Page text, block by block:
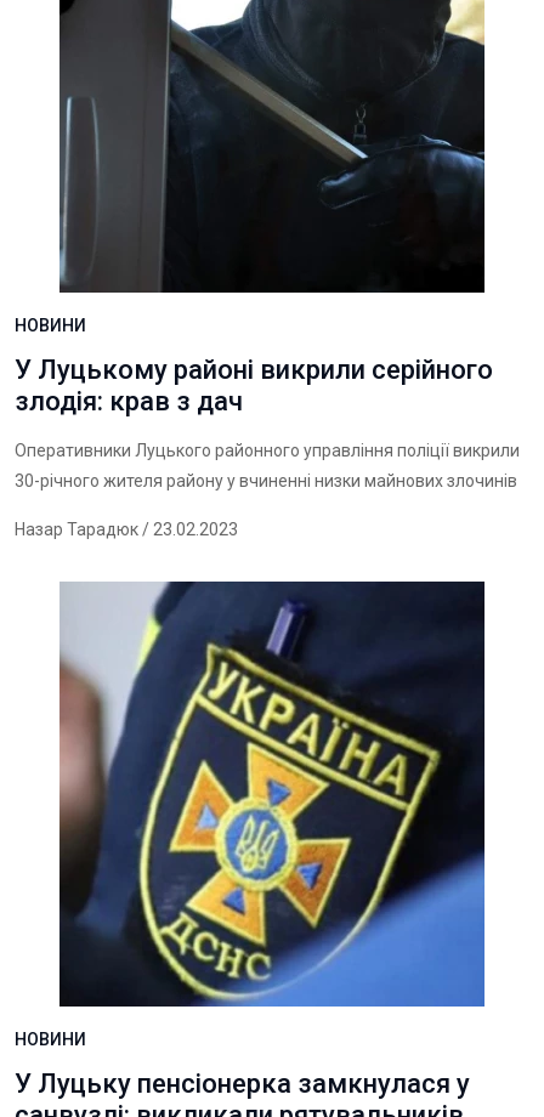
НОВИНИ
У Луцькому районі викрили серійного
злодія: крав з дач
Оперативники Луцького районного управління поліції викрили
30-річного жителя району у вчиненні низки майнових злочинів
Назар Тарадюк/ 23.02.2023
НОВИНИ
У Луцьку пенсіонерка замкнулася у